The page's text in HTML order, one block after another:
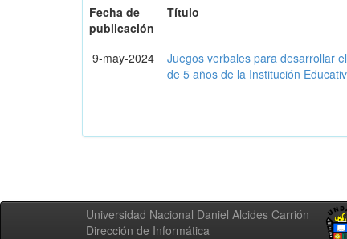
Fecha de
publicación
Título
9-may-2024
Juegos verbales para desarrollar
de 5 años de la Institución
Universidad Nacional Daniel Alcides Carrión
Dirección de Informática